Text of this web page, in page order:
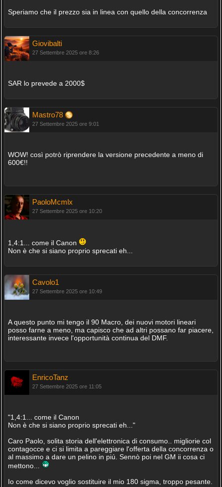
Speriamo che il prezzo sia in linea con quello della concorrenza
Giovibalti
27 Settembre 2025 ore 8:26
SAR lo prevede a 2000$
Mastro78
27 Settembre 2025 ore 9:01
WOW! così potrò riprendere la versione precedente a meno di
600€!!
PaoloMcmlx
27 Settembre 2025 ore 10:20
1,4:1... come il Canon
Non è che si siano proprio sprecati eh...
Cavolo1
27 Settembre 2025 ore 10:49
A questo punto mi tengo il 90 Macro, dei nuovi motori lineari
posso farne a meno, ma capisco che ad altri possano far piacere,
interessante invece l'opportunità continua del DMF.
EnricoTanz
27 Settembre 2025 ore 11:05
"1,4:1... come il Canon
Non è che si siano proprio sprecati eh..."
Caro Paolo, solita storia dell'elettronica di consumo.. migliorie col
contagocce e ci si limita a pareggiare l'offerta della concorrenza o
al massimo a dare un pelino in piú. Sennò poi nel GM ii cosa ci
mettono...
Io come dicevo voglio sostituire il mio 180 sigma, troppo pesante.